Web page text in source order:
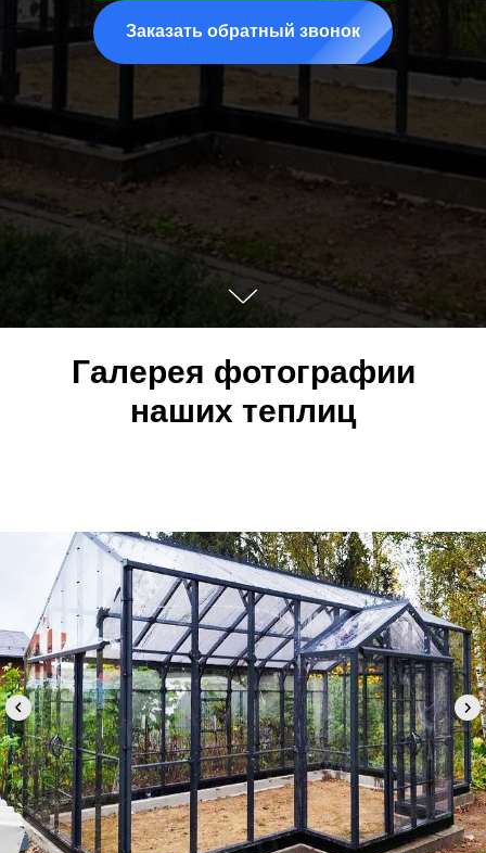
Заказать обратный звонок
Галерея фотографии
наших теплиц